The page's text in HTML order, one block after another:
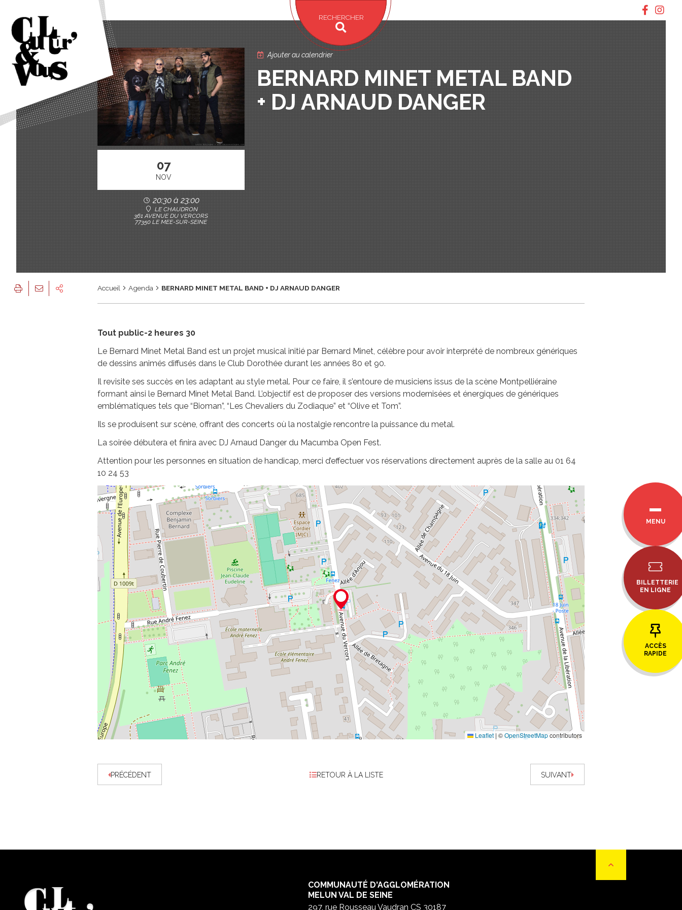
RECHERCHER
07
NOV
20:30 à 23:00
LE CHAUDRON
361 AVENUE DU VERCORS
77350 LE MEE-SUR-SEINE
Ajouter au calendrier
BERNARD MINET METAL BAND
+ DJ ARNAUD DANGER
Accueil Agenda BERNARD MINET METAL BAND + DJ ARNAUD DANGER
Tout public-2 heures 30
Le Bernard Minet Metal Band est un projet musical initié par Bernard Minet, célèbre pour avoir interprété de nombreux génériques
de dessins animés diffusés dans le Club Dorothée durant les années 80 et 90.
Il revisite ses succès en les adaptant au style metal. Pour ce faire, il s’entoure de musiciens issus de la scène Montpelliéraine
formant ainsi le Bernard Minet Metal Band. L’objectif est de proposer des versions modernisées et énergiques de génériques
emblématiques tels que “Bioman”, “Les Chevaliers du Zodiaque” et “Olive et Tom”.
Ils se produisent sur scène, offrant des concerts où la nostalgie rencontre la puissance du metal.
La soirée débutera et finira avec DJ Arnaud Danger du Macumba Open Fest.
Attention pour les personnes en situation de handicap, merci d’effectuer vos réservations directement auprès de la salle au 01 64
10 24 53
Leaflet | ©OpenStreetMapcontributors
PRÉCÉDENT RETOUR À LA LISTE SUIVANT
COMMUNAUTÉ D'AGGLOMÉRATION
MELUN VAL DE SEINE
297, rue Rousseau Vaudran CS 30187
MENU
BILLETTERIE
EN LIGNE
ACCÈS
RAPIDE